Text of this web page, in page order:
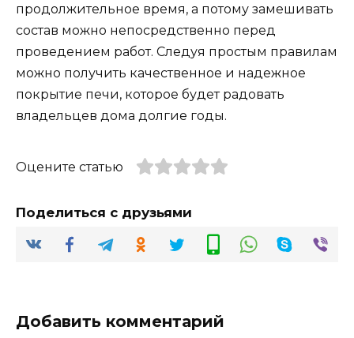
продолжительное время, а потому замешивать
состав можно непосредственно перед
проведением работ. Следуя простым правилам
можно получить качественное и надежное
покрытие печи, которое будет радовать
владельцев дома долгие годы.
Оцените статью
Поделиться с друзьями
Добавить комментарий